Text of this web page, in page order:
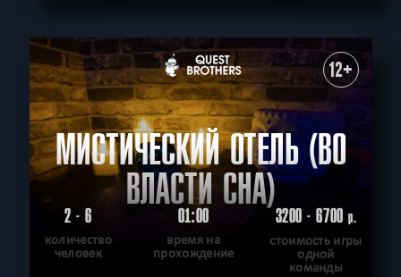
12+
МИСТИЧЕСКИЙ ОТЕЛЬ (ВО
ВЛАСТИ СНА)
2 - 6
количество
человек
01:00
время на
прохождение
3200 - 6700р.
стоимость игры
одной
команды